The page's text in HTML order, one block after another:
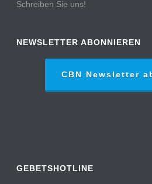
Schreiben Sie uns!
NEWSLETTER ABONNIEREN
CBN Newsletter
GEBETSHOTLINE